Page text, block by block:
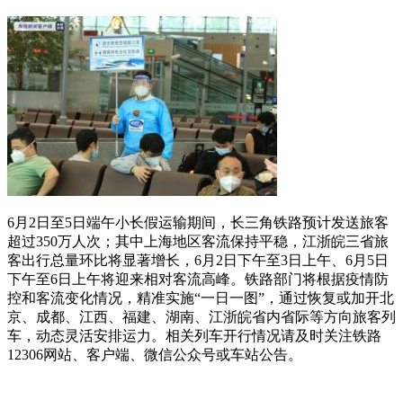
6月2日至5日端午小长假运输期间，长三角铁路预计发送旅客
超过350万人次；其中上海地区客流保持平稳，江浙皖三省旅
客出行总量环比将显著增长，6月2日下午至3日上午、6月5日
下午至6日上午将迎来相对客流高峰。铁路部门将根据疫情防
控和客流变化情况，精准实施“一日一图”，通过恢复或加开北
京、成都、江西、福建、湖南、江浙皖省内省际等方向旅客列
车，动态灵活安排运力。相关列车开行情况请及时关注铁路
12306网站、客户端、微信公众号或车站公告。